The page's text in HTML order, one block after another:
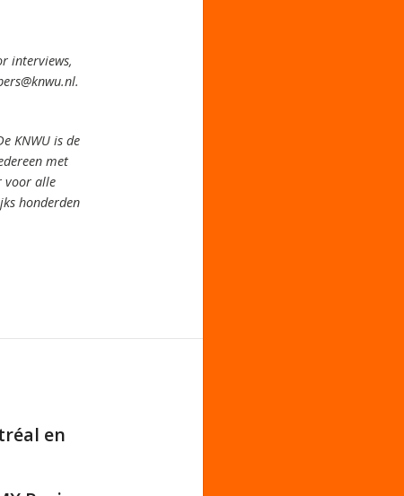
interviews,
KNWU is de
met
voor alle
honderden
en